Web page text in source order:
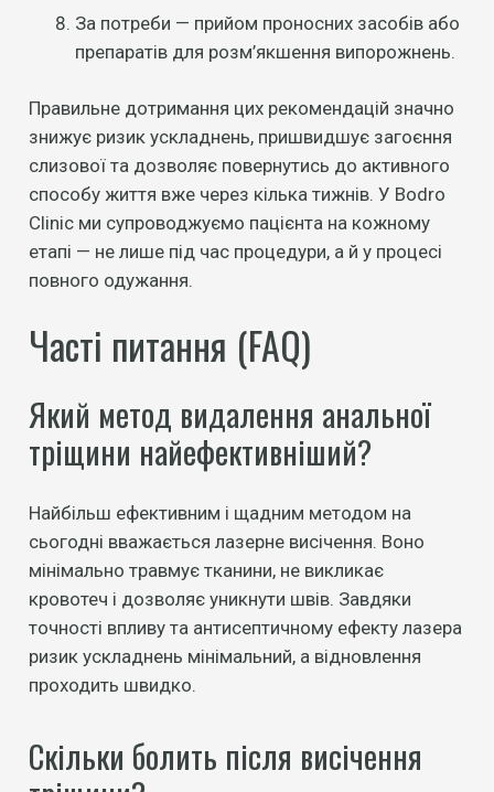
За потреби — прийом проносних засобів або
препаратів для розм’якшення випорожнень.
Правильне дотримання цих рекомендацій значно
знижує ризик ускладнень, пришвидшує загоєння
слизової та дозволяє повернутись до активного
способу життя вже через кілька тижнів. У Bodro
Clinic ми супроводжуємо пацієнта на кожному
етапі — не лише під час процедури, а й у процесі
повного одужання.
Часті питання (FAQ)
Який метод видалення анальної
тріщини найефективніший?
Найбільш ефективним і щадним методом на
сьогодні вважається лазерне висічення. Воно
мінімально травмує тканини, не викликає
кровотеч і дозволяє уникнути швів. Завдяки
точності впливу та антисептичному ефекту лазера
ризик ускладнень мінімальний, а відновлення
проходить швидко.
Скільки болить після висічення